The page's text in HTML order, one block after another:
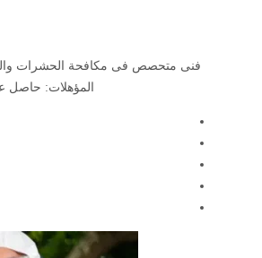
فنى متحصص فى مكافحة الحشرات
المؤهلات: حاصل